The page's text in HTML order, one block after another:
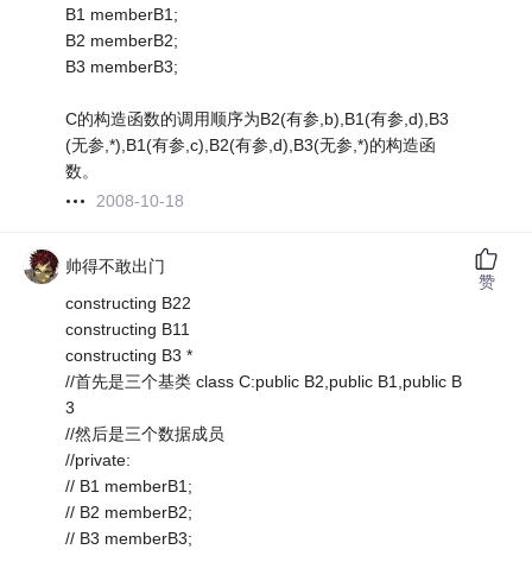
B1 memberB1;
B2 memberB2;
B3 memberB3;
C的构造函数的调用顺序为B2(有参,b),B1(有参,d),B3
(无参,*),B1(有参,c),B2(有参,d),B3(无参,*)的构造函
数。
2008-10-18
帅得不敢出门
constructing B22
constructing B11
constructing B3 *
//首先是三个基类 class C:public B2,public B1,public B
3
//然后是三个数据成员
//private:
// B1 memberB1;
// B2 memberB2;
// B3 memberB3;
赞